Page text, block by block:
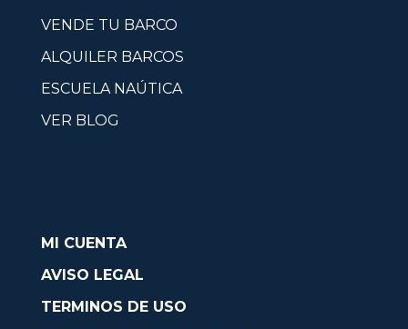
VENDE TU BARCO
ALQUILER BARCOS
ESCUELA NAÚTICA
VER BLOG
MI CUENTA
AVISO LEGAL
TERMINOS DE USO